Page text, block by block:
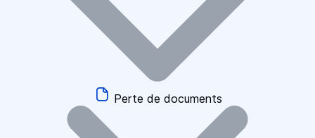
Perte de documents